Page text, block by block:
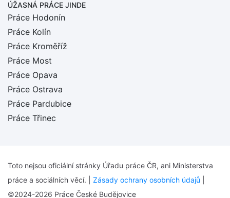
ÚŽASNÁ PRÁCE JINDE
Práce Hodonín
Práce Kolín
Práce Kroměříž
Práce Most
Práce Opava
Práce Ostrava
Práce Pardubice
Práce Třinec
Toto nejsou oficiální stránky Úřadu práce ČR, ani Ministerstva
práce a sociálních věcí. | Zásady ochrany osobních údajů
©2024-2026 Práce České Budějovice